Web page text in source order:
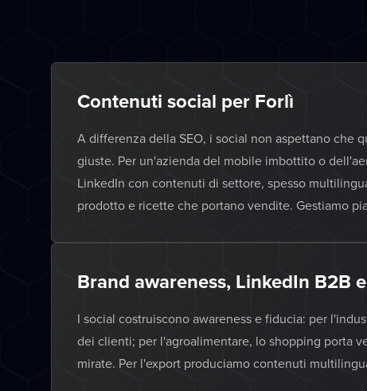
Contenuti social per Forlì
A differenza della SEO, i social non aspettano che
giuste. Per un'azienda del mobile imbottito o
LinkedIn con contenuti di settore, spesso
prodotto e ricette che portano vendite. Gestiamo
Brand awareness, LinkedIn B2B
I social costruiscono awareness e fiducia: per
dei clienti; per l'agroalimentare, lo shopping porta
mirate. Per l'export produciamo contenuti